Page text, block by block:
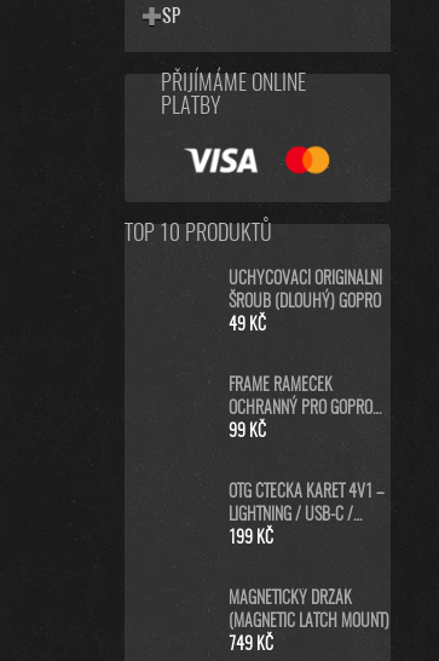
SP
PŘIJÍMÁME ONLINE
PLATBY
TOP 10 PRODUKTŮ
UCHYCOVACÍ ORIGINÁLNÍ
ŠROUB (DLOUHÝ) GOPRO
49 KČ
FRAME RÁMEČEK
OCHRANNÝ PRO GOPRO
HERO8 BLACK
99 KČ
OTG ČTEČKA KARET 4V1 –
LIGHTNING / USB-C /
MICRO USB / USB-A PRO
199 KČ
MAGNETICKÝ DRŽÁK
(MAGNETIC LATCH MOUNT)
749 KČ